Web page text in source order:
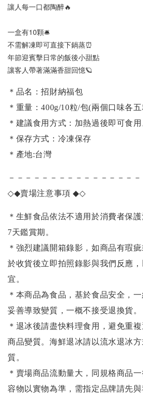
讓人每一口都陶醉🔥
一盒有10顆🛎️
不需解凍即可直接下鍋蒸⏰
年節迎賓擊日常的飯後小甜點
讓客人帶著滿滿香甜回憶🪐
＊品名：招財納福包
＊重量：400g/10粒/包(兩個口味各
＊建議食用方式：加熱過後即可食用
＊保存方式：冷凍保存
＊產地:台灣
－－－－－－－－－－－－－－－－
◇◆賣場注意事項◆◇
＊生鮮食品依法不適用於消費者保
7天鑑賞期。
＊強烈建議開箱錄影，如商品有瑕
於收貨後立即拍照錄影與我們反應
宜。
＊本商品為食品，基於食品安全，
妥善導致變質，一概不接受退換貨。
＊退冰後請盡快料理食用，避免重
商品變質。海鮮退冰請以流水退冰
質。
＊賣場商品流動量大，同規格商品
容物以實物為準，需指定品牌請先與